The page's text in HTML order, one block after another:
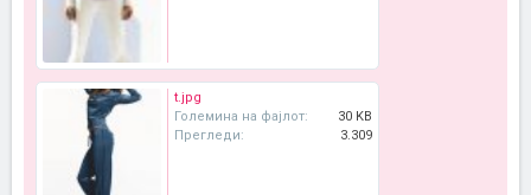
t.jpg
Големина на фајлот:
30 KB
Прегледи:
3.309